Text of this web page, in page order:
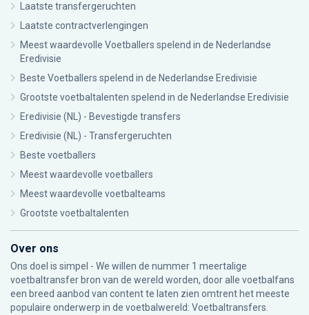
Laatste transfergeruchten
Laatste contractverlengingen
Meest waardevolle Voetballers spelend in de Nederlandse
Eredivisie
Beste Voetballers spelend in de Nederlandse Eredivisie
Grootste voetbaltalenten spelend in de Nederlandse Eredivisie
Eredivisie (NL) - Bevestigde transfers
Eredivisie (NL) - Transfergeruchten
Beste voetballers
Meest waardevolle voetballers
Meest waardevolle voetbalteams
Grootste voetbaltalenten
Over ons
Ons doel is simpel - We willen de nummer 1 meertalige
voetbaltransfer bron van de wereld worden, door alle voetbalfans
een breed aanbod van content te laten zien omtrent het meeste
populaire onderwerp in de voetbalwereld: Voetbaltransfers.